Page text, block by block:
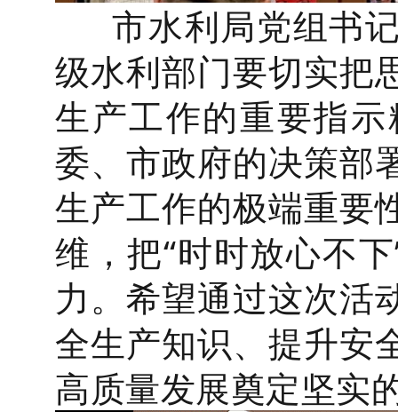
市水利局党组书记
级水利部门要切实把
生产工作的重要指
委、市政府的决策部
生产工作的极端重要
维，把“时时放心不
力。希望通过这次活
全生产知识、提升安
高质量发展奠定坚实